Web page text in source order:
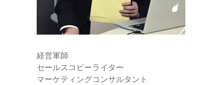
経営軍師
セールスコピーライター
マーケティングコンサルタント